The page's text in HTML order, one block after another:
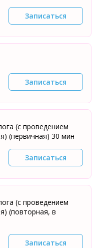
Записаться
Записаться
(с проведением
(первичная) 30 мин
Записаться
(с проведением
(повторная, в
Записаться